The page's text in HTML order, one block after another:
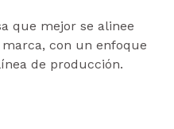
que mejor se alinee
con un enfoque
de producción.